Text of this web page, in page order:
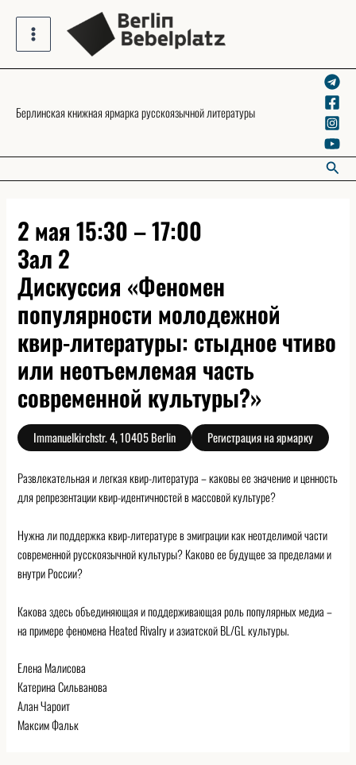
content Main
Берлинская книжная ярмарка русскоязычной литературы
2 мая 15:30 – 17:00
Зал 2
Дискуссия «Феномен
популярности молодежной
квир-литературы: стыдное чтиво
или неотъемлемая часть
современной культуры?»
Immanuelkirchstr. 4, 10405 Berlin Регистрация на ярмарку
Развлекательная и легкая квир-литература – каковы ее значение и ценность
для репрезентации квир-идентичностей в массовой культуре?
Нужна ли поддержка квир-литературе в эмиграции как неотделимой части
современной русскоязычной культуры? Каково ее будущее за пределами и
внутри России?
Какова здесь объединяющая и поддерживающая роль популярных медиа –
на примере феномена Heated Rivalry и азиатской BL/GL культуры.
Елена Малисова
Катерина Сильванова
Алан Чароит
Максим Фальк